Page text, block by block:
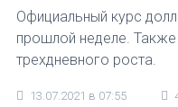
Официальный курс
прошлой неделе. Также
трехдневного роста.
13.07.2021 в 07:55